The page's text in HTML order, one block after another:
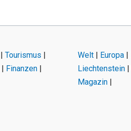
Tourismus
Finanzen
Welt| Europa|
Liechtenstein|
Magazin|